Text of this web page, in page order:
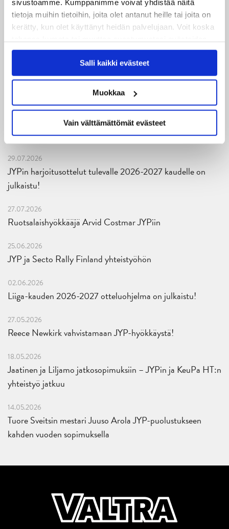
sivustoamme. Kumppanimme voivat yhdistää näitä
tietoja muihin tietoihin, joita olet antanut heille tai joita on
kerätty, kun olet käyttänyt heidän palvelujaan. Voit koska
käytöstäEvästeet-sivultamme.
Salli kaikki evästeet
Muokkaa
Vain välttämättömät evästeet
Uusimmat
06.08.2026
JYPin kausi käyntiin Tampere Cupista!
JYPin kapteenisto Liiga-kauteen 2026–2027 on nimetty
04.08.2026
Joukkueen yhteisharjoitukset ovat alkaneet – ensimmäinen
mittari luvassa jo heti viikonloppuna Tampere Cupissa!
29.07.2026
JYPin harjoitusottelut tulevalle 2026-2027 kaudelle on
julkaistu!
27.07.2026
Ruotsalaishyökkääjä Arvid Costmar JYPiin
25.06.2026
JYP ja Secto Rally Finland yhteistyöhön
02.06.2026
Liiga-kauden 2026-2027 otteluohjelma on julkaistu!
27.05.2026
Reece Newkirk vahvistamaan JYP-hyökkäystä!
18.05.2026
Jaatinen ja Liljamo jatkosopimuksiin – JYPin ja KeuPa HT:n
yhteistyö jatkuu
14.05.2026
Tuore Sveitsin mestari Juuso Arola JYP-puolustukseen
kahden vuoden sopimuksella